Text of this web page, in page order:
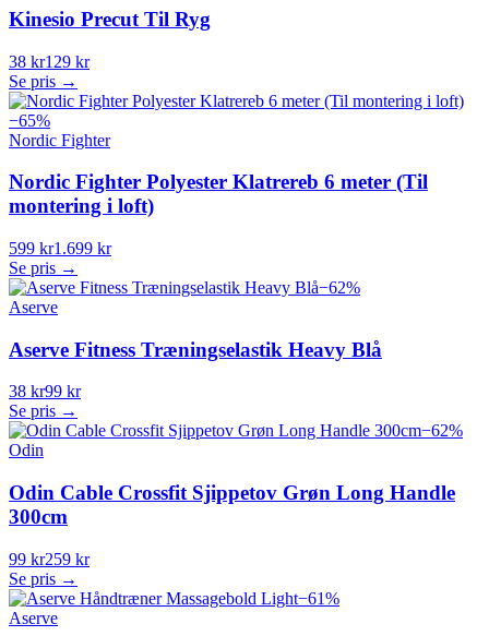
Kinesio Precut Til Ryg
38 kr129 kr
Se pris →
−65%
Nordic Fighter
Nordic Fighter Polyester Klatrereb 6 meter (Til
montering i loft)
599 kr1.699 kr
Se pris →
−62%
Aserve
Aserve Fitness Træningselastik Heavy Blå
38 kr99 kr
Se pris →
−62%
Odin
Odin Cable Crossfit Sjippetov Grøn Long Handle
300cm
99 kr259 kr
Se pris →
−61%
Aserve